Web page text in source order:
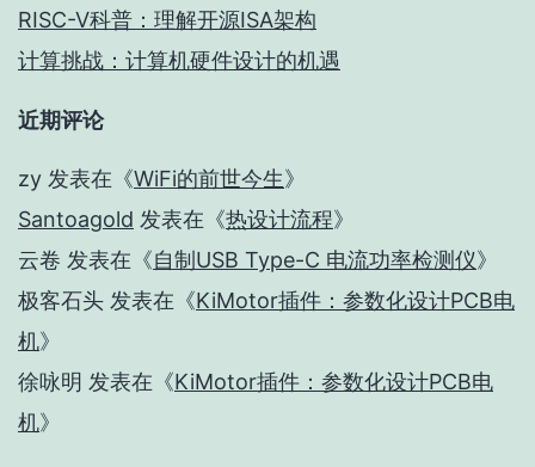
RISC-V科普：理解开源ISA架构
计算挑战：计算机硬件设计的机遇
近期评论
zy 发表在《WiFi的前世今生》
Santoagold 发表在《热设计流程》
云卷 发表在《自制USB Type-C 电流功率检测仪》
极客石头 发表在《KiMotor插件：参数化设计PCB电
机》
徐咏明 发表在《KiMotor插件：参数化设计PCB电
机》